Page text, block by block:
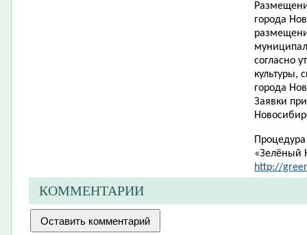
города
согласно
культуры,
города
Заявки
«Зелёный
http://
КОММЕНТАРИИ